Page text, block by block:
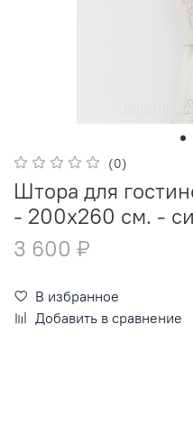
(0)
Штора для
- 200х260 см. -
3 600 ₽
В избранное
Добавить в сравнение